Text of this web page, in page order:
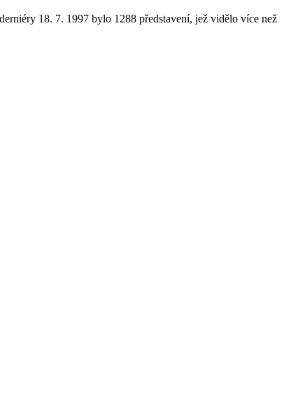
18. 7. 1997 bylo 1288 představení, jež vidělo více než